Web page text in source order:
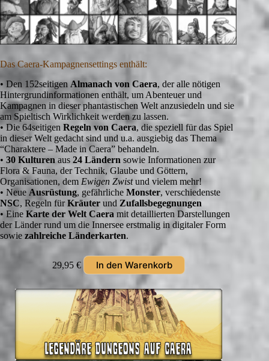
Das Caera-Kampagnensettings enthält:
• Den 152seitigen Almanach von Caera, der alle nötigen
Hintergrundinformationen enthält, um Abenteuer und
Kampagnen in dieser phantastischen Welt anzusiedeln und sie
am Spieltisch Wirklichkeit werden zu lassen.
• Die 64seitigen Regeln von Caera, die speziell für das Spiel
in dieser Welt gedacht sind und u.a. ausgiebig das Thema
“Charaktere – Made in Caera” behandeln.
• 30 Kulturen aus 24 Ländern sowie Informationen zur
Flora & Fauna, der Technik, Glaube und Göttern,
Organisationen, dem Ewigen Zwistund vielem mehr!
• Neue Ausrüstung, gefährliche Monster, verschiedenste
NSC, Regeln fürKräuter und Zufallsbegegnungen
• Eine Karte der Welt Caera mit detaillierten Darstellungen
der Länder rund um die Innersee erstmalig in digitaler Form
sowie zahlreiche Länderkarten.
29,95 € In den Warenkorb